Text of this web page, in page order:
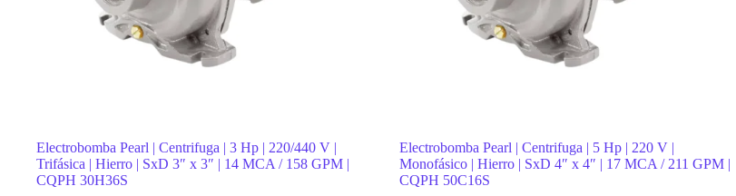
Electrobomba Pearl | Centrifuga | 3 Hp | 220/440 V |
Trifásica | Hierro | SxD 3″ x 3″ | 14 MCA / 158 GPM |
CQPH 30H36S
Electrobomba Pearl | Centrifuga | 5 Hp | 220 V |
Monofásico | Hierro | SxD 4″ x 4″ | 17 MCA / 211 GPM |
CQPH 50C16S